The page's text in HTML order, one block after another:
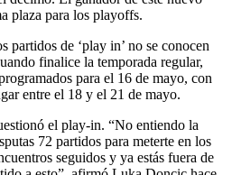
plaza para los playoffs.
partidos de ‘play in’ no se conocen
finalice la temporada regular,
para el 16 de mayo, con
entre el 18 y el 21 de mayo.
el play-in. “No entiendo la
72 partidos para meterte en los
seguidos y ya estás fuera de